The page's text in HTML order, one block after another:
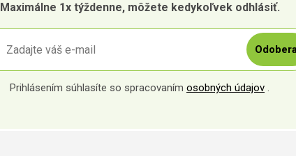
Maximálne 1x týždenne, môžete kedykoľvek odhlásiť.
Prihlásením súhlasíte so spracovaním osobných údajov .